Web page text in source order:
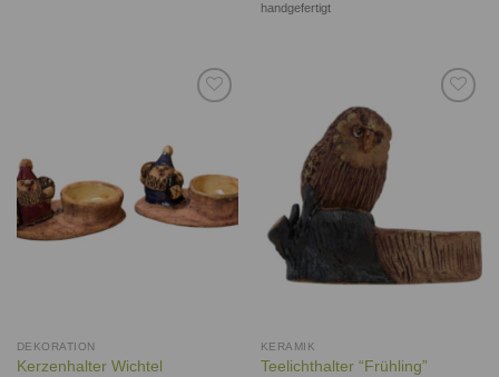
handgefertigt
DEKORATION
Kerzenhalter Wichtel
KERAMIK
Teelichthalter “Frühling”